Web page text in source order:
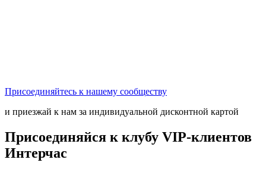
Присоединяйтесь к нашему сообществу
и приезжай к нам за индивидуальной дисконтной картой
Присоединяйся к клубу VIP-клиентов
Интерчас